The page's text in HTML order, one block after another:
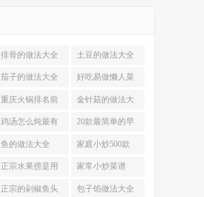
排骨的做法大全 土豆的做法大全
茄子的做法大全 好吃易做懒人菜
200例
重庆火锅排名前
十强
金针菇的做法大
全
鸡汤怎么炖最有
营养
20款最简单的早
餐做法
鱼的做法大全 家庭小炒500款
正宗水果捞是用
什么奶
家常小炒菜谱
1000大全
正宗的剁椒鱼头 包子馅做法大全